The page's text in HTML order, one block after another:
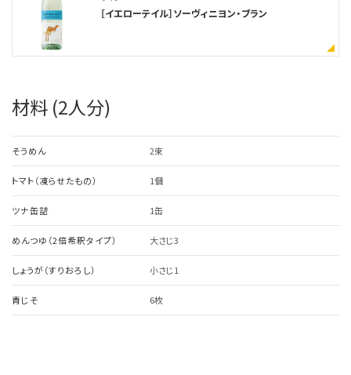
［イエローテイル］ソーヴィニヨン・ブラン
材料 (2人分)
そうめん 2束
トマト（凍らせたもの） 1個
ツナ缶詰 1缶
めんつゆ（2倍希釈タイプ） 大さじ3
しょうが（すりおろし） 小さじ1
青じそ 6枚